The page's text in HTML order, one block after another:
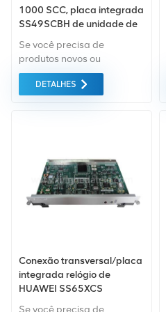
1000 SCC, placa integrada
SS49SCBH de unidade de
120ohm) / 2xSTM-1 155M
equipada com 2 módulos
SFP de 15km S-1.1
Se você precisa de
produtos novos ou
renovados, leva em
consideração garantia
apenas equipamentos de
fornecido ao melhor preço
possível.
DETALHES
Conexão transversal/placa
integrada relógio de
HUAWEI SS65XCS
Se você precisa de